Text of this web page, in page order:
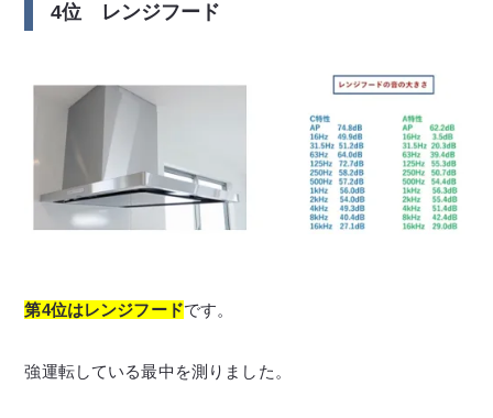
4位 レンジフード
第4位はレンジフードです。
強運転している最中を測りました。